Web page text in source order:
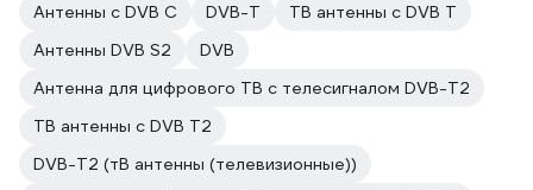
Антенны с DVB C
DVB-T
ТВ антенны с DVB T
Антенны DVB S2
DVB
Антенна для цифрового ТВ с телесигналом DVB-T2
ТВ антенны с DVB T2
DVB-T2 (тВ антенны (телевизионные))